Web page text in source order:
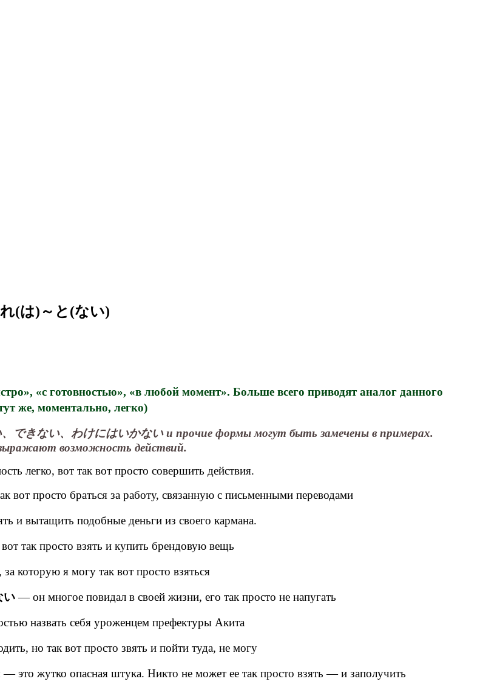
(は)～と(ない)
«с готовностью», «в любой момент». Больше всего приводят аналог данного
же, моментально, легко)
できない、わけにはいかない и прочие формы могут быть замечены в примерах.
возможность действий.
легко, вот так вот просто совершить действия.
вот просто браться за работу, связанную с письменными переводами
и вытащить подобные деньги из своего кармана.
так просто взять и купить брендовую вещь
которую я могу так вот просто взяться
い— он многое повидал в своей жизни, его так просто не напугать
назвать себя уроженцем префектуры Акита
но так вот просто звять и пойти туда, не могу
это жутко опасная штука. Никто не может ее так просто взять — и заполучить